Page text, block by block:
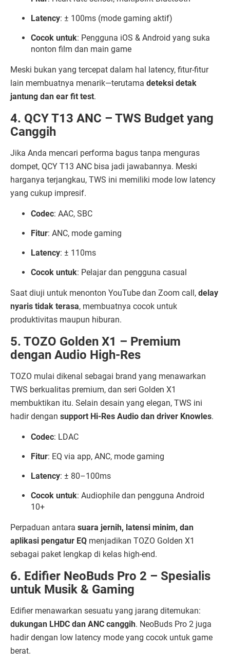
Latency: ± 100ms (mode gaming aktif)
Cocok untuk: Pengguna iOS & Android yang suka
nonton film dan main game
Meski bukan yang tercepat dalam hal latency, fitur-fitur
lain membuatnya menarik—terutama deteksi detak
jantung dan ear fit test.
4. QCY T13 ANC – TWS Budget yang
Canggih
Jika Anda mencari performa bagus tanpa menguras
dompet, QCY T13 ANC bisa jadi jawabannya. Meski
harganya terjangkau, TWS ini memiliki mode low latency
yang cukup impresif.
Codec: AAC, SBC
Fitur: ANC, mode gaming
Latency: ± 110ms
Cocok untuk: Pelajar dan pengguna casual
Saat diuji untuk menonton YouTube dan Zoom call, delay
nyaris tidak terasa, membuatnya cocok untuk
produktivitas maupun hiburan.
5. TOZO Golden X1 – Premium
dengan Audio High-Res
TOZO mulai dikenal sebagai brand yang menawarkan
TWS berkualitas premium, dan seri Golden X1
membuktikan itu. Selain desain yang elegan, TWS ini
hadir dengan support Hi-Res Audio dan driver Knowles.
Codec: LDAC
Fitur: EQ via app, ANC, mode gaming
Latency: ± 80–100ms
Cocok untuk: Audiophile dan pengguna Android
10+
Perpaduan antara suara jernih, latensi minim, dan
aplikasi pengatur EQ menjadikan TOZO Golden X1
sebagai paket lengkap di kelas high-end.
6. Edifier NeoBuds Pro 2 – Spesialis
untuk Musik & Gaming
Edifier menawarkan sesuatu yang jarang ditemukan:
dukungan LHDC dan ANC canggih. NeoBuds Pro 2 juga
hadir dengan low latency mode yang cocok untuk game
berat.